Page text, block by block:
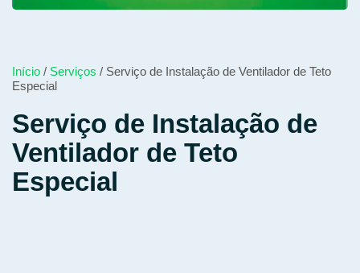
Início / Serviços / Serviço de Instalação de Ventilador de Teto
Especial
Serviço de Instalação de
Ventilador de Teto
Especial